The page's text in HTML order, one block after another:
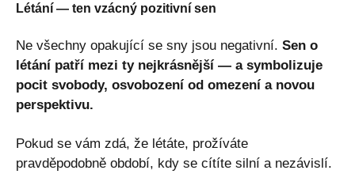
Létání — ten vzácný pozitivní sen
Ne všechny opakující se sny jsou negativní. Sen o
létání patří mezi ty nejkrásnější — a symbolizuje
pocit svobody, osvobození od omezení a novou
perspektivu.
Pokud se vám zdá, že létáte, prožíváte
pravděpodobně období, kdy se cítíte silní a nezávislí.